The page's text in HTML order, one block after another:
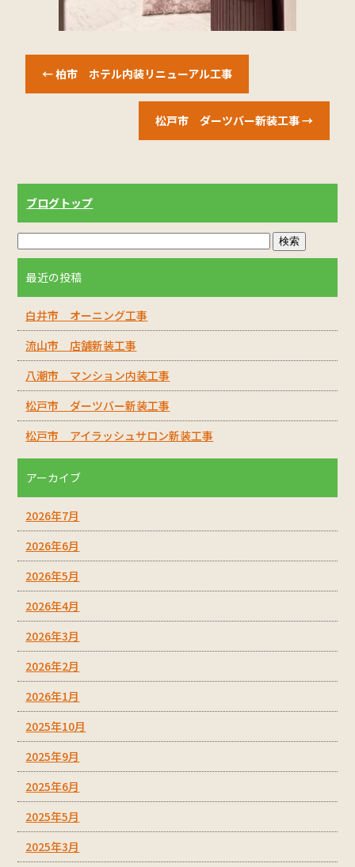
←柏市 ホテル内装リニューアル工事
松戸市 ダーツバー新装工事→
ブログトップ
最近の投稿
白井市 オーニング工事
流山市 店舗新装工事
八潮市 マンション内装工事
松戸市 ダーツバー新装工事
松戸市 アイラッシュサロン新装工事
アーカイブ
2026年7月
2026年6月
2026年5月
2026年4月
2026年3月
2026年2月
2026年1月
2025年10月
2025年9月
2025年6月
2025年5月
2025年3月